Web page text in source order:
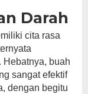
Darah
cita rasa
Hebatnya, buah
sangat efektif
dengan begitu